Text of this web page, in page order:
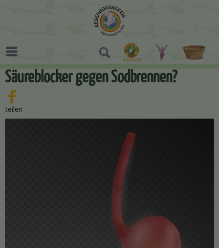
Säureblocker gegen Sodbrennen?
teilen